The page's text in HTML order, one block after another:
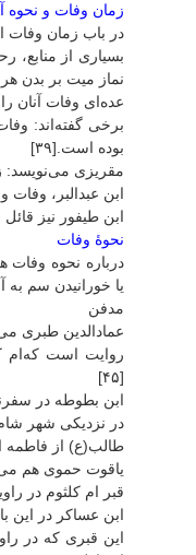
زمان وفات و نحوه
در باب زمان وفات
بسیاری از منابع،
نماز میت بر بدن هر
عده‌ای وفات آنان را حدود سال ۵۰ ق و در زمان
بوده است.[۳۹]
مقریزی می‌نویسد:
ابن عبدالبر،
ابن طیفور نیز قائل به وفات او
نحوۀ وفات
یا خورانیدن سم به آنان[۴۴] از دنیا
مدفن
عمادالدین طبری
روایت است که‌ام
[۴۵]
ابن بطوطه در
در نزدیکی شهر
طالب(ع) از فاطمه
یاقوت حموی هم
قبر ام کلثوم در
ابن عساکر در این
این قبری که در